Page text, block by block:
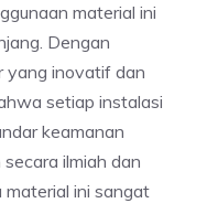
material ini
Dengan
yang inovatif dan
setiap instalasi
keamanan
ilmiah dan
ini sangat